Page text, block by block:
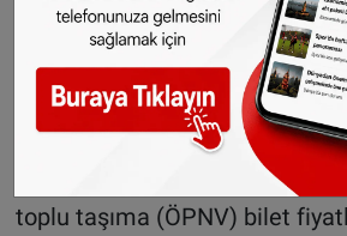
dönüştürülebilirlik bilgilerini
bulunacak. Üretici ve
yükümlülükler de artırıldı.
Toplu taşımada yeni ücretler
1 Ağustos'tan itibaren, bazı
toplu taşıma (ÖPNV) bilet